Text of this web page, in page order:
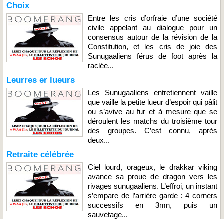
Choix
Entre les cris d’orfraie d’une société
civile appelant au dialogue pour un
consensus autour de la révision de la
Constitution, et les cris de joie des
Sunugaaliens férus de foot après la
raclée...
Leurres er lueurs
Les Sunugaaliens entretiennent vaille
que vaille la petite lueur d’espoir qui pâlit
ou s’avive au fur et à mesure que se
déroulent les matchs du troisième tour
des groupes. C’est connu, après
deux...
Retraite célébrée
Ciel lourd, orageux, le drakkar viking
avance sa proue de dragon vers les
rivages sunugaaliens. L’effroi, un instant
s’empare de l’arrière garde : 4 corners
successifs en 3mn, puis un
sauvetage...